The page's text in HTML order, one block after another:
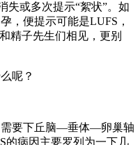
失或多次提示“絮状”。如
，便提示可能是LUFS，
精子先生们相见，更别
需要下丘脑—垂体—卵巢轴
的病因主要罗列为一下几